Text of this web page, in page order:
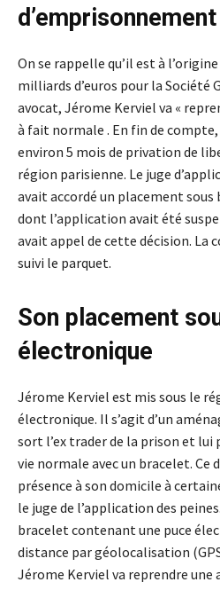
d’emprisonnement
On se rappelle qu’il est à
milliards d’euros pour la Société
avocat, Jérome Kerviel va «
à fait normale . En fin de compte,
environ 5 mois de privation de
région parisienne. Le juge
avait accordé un placement
dont l’application avait été
avait appel de cette décision. La
suivi le parquet.
Son placement
électronique
Jérome Kerviel est mis sous le
électronique. Il s’agit d’un
sort l’ex trader de la prison et lui
vie normale avec un bracelet. Ce
présence à son domicile à
le juge de l’application des
bracelet contenant une puce
distance par géolocalisation
Jérome Kerviel va reprendre